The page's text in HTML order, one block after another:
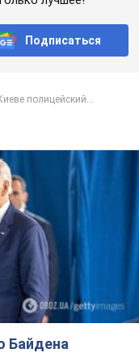
Подписаться
полицейский...
Байдена